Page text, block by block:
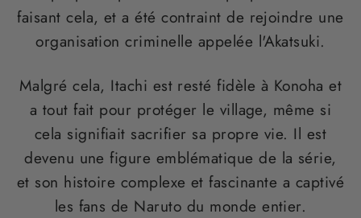
faisant cela, et a été contraint de rejoindre une
organisation criminelle appelée l'Akatsuki.
Malgré cela, Itachi est resté fidèle à Konoha et
a tout fait pour protéger le village, même si
cela signifiait sacrifier sa propre vie. Il est
devenu une figure emblématique de la série,
et son histoire complexe et fascinante a captivé
les fans de Naruto du monde entier.